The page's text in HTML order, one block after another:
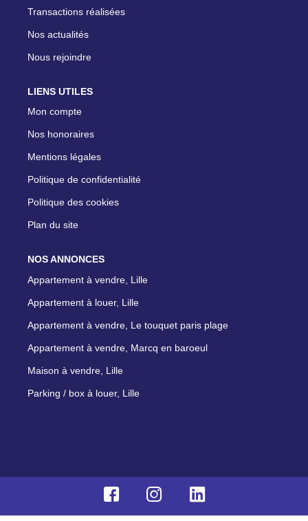
Transactions réalisées
Nos actualités
Nous rejoindre
LIENS UTILES
Mon compte
Nos honoraires
Mentions légales
Politique de confidentialité
Politique des cookies
Plan du site
NOS ANNONCES
Appartement à vendre, Lille
Appartement à louer, Lille
Appartement à vendre, Le touquet paris plage
Appartement à vendre, Marcq en baroeul
Maison à vendre, Lille
Parking / box à louer, Lille